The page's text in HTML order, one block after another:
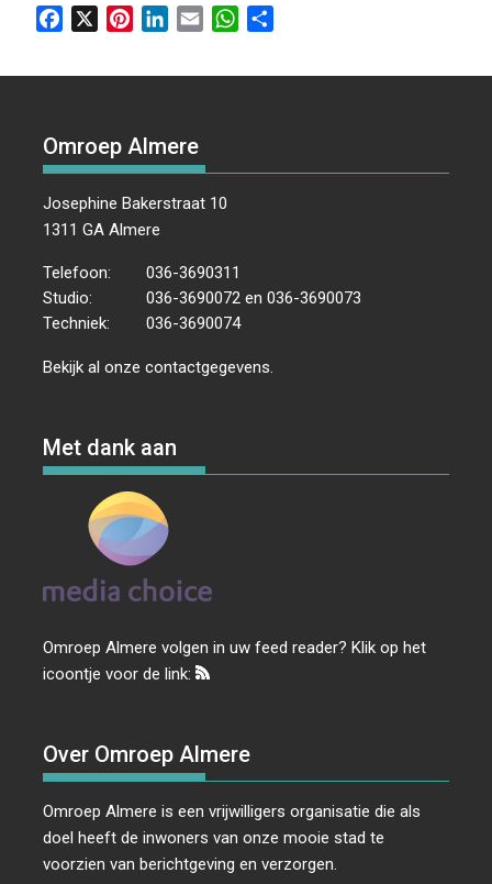
o
o
k
r
e
s
t
d
I
n
W
p
Omroep Almere
Josephine Bakerstraat 10
1311 GA Almere
Telefoon:
036-3690311
Studio:
036-3690072 en 036-3690073
Techniek:
036-3690074
Bekijk al onzecontactgegevens.
Met dank aan
Omroep Almere volgen in uw feed reader? Klik op het
icoontje voor de link:
Over Omroep Almere
Omroep Almere is een vrijwilligers organisatie die als
doel heeft de inwoners van onze mooie stad te
voorzien van berichtgeving en verzorgen.